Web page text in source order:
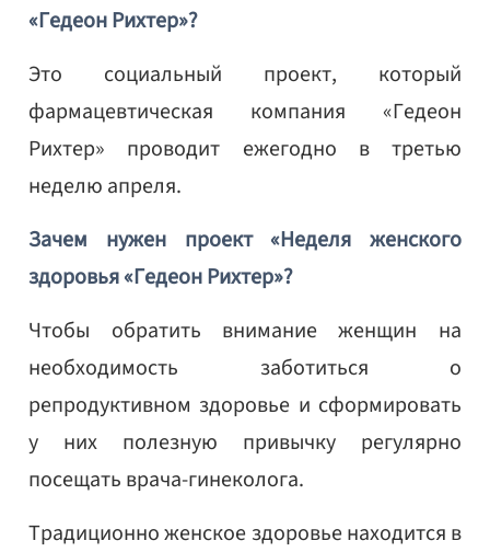
«Гедеон Рихтер»?
Это социальный проект, который
фармацевтическая компания «Гедеон
Рихтер» проводит ежегодно в третью
неделю апреля.
Зачем нужен проект «Неделя женского
здоровья «Гедеон Рихтер»?
Чтобы обратить внимание женщин на
необходимость заботиться о
репродуктивном здоровье и сформировать
у них полезную привычку регулярно
посещать врача-гинеколога.
Традиционно женское здоровье находится в